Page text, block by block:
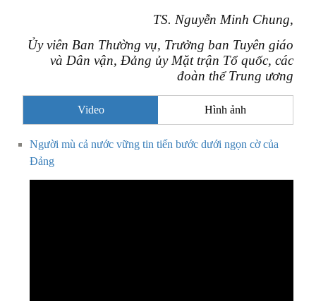
TS. Nguyễn Minh Chung,
Ủy viên Ban Thường vụ, Trưởng ban Tuyên giáo
và Dân vận, Đảng ủy Mặt trận Tổ quốc, các
đoàn thể Trung ương
Video Hình ảnh
Người mù cả nước vững tin tiến bước dưới ngọn cờ của
Đảng